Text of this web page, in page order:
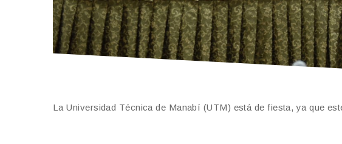
La Universidad Técnica de Manabí (UTM) está de fiesta, ya que